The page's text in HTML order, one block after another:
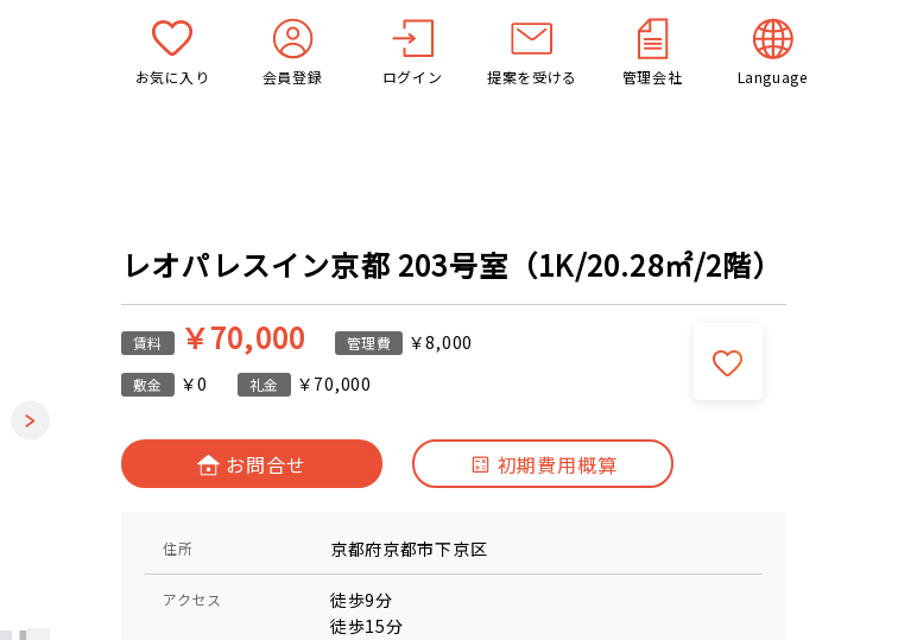
お気に入り 会員登録 ログイン 提案を受ける 管理会社 Language
レオパレスイン京都 203号室（1K/20.28㎡/2階）
賃料 ￥70,000 管理費 ￥8,000
敷金 ￥0 礼金 ￥70,000
お問合せ 初期費用概算
住所 京都府京都市下京区
アクセス
徒歩9分
徒歩15分